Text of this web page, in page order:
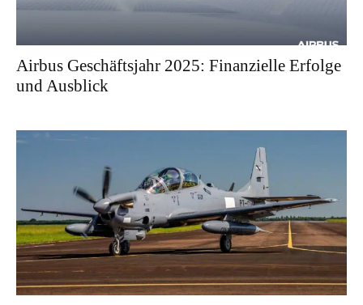
Airbus Geschäftsjahr 2025: Finanzielle Erfolge
und Ausblick